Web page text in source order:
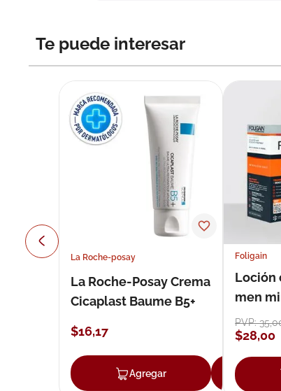
Te puede interesar
La Roche-posay
La Roche-Posay Crema
Cicaplast Baume B5+
$16,17
Agregar
Foligain
Loción
men
loción
PVP:35,
$28,00